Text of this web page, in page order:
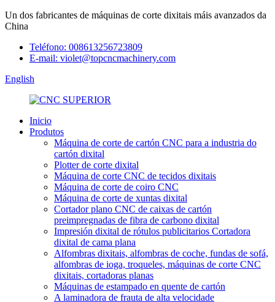
Un dos fabricantes de máquinas de corte dixitais máis avanzados da
China
Teléfono: 008613256723809
E-mail: violet@topcncmachinery.com
English
Inicio
Produtos
Máquina de corte de cartón CNC para a industria do
cartón dixital
Plotter de corte dixital
Máquina de corte CNC de tecidos dixitais
Máquina de corte de coiro CNC
Máquina de corte de xuntas dixital
Cortador plano CNC de caixas de cartón
preimpregnadas de fibra de carbono dixital
Impresión dixital de rótulos publicitarios Cortadora
dixital de cama plana
Alfombras dixitais, alfombras de coche, fundas de sofá,
alfombras de ioga, troqueles, máquinas de corte CNC
dixitais, cortadoras planas
Máquinas de estampado en quente de cartón
A laminadora de frauta de alta velocidade